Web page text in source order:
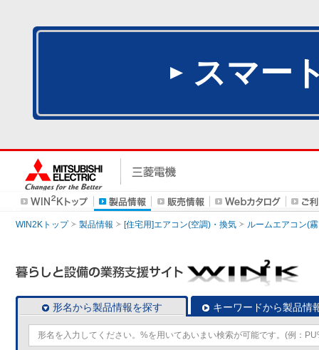
スマー
WIN2Kトップ 製品情報 [住宅用]エアコン(空調)・換気 ルームエアコン(
形名から製品情報を探す キーワードから製品情